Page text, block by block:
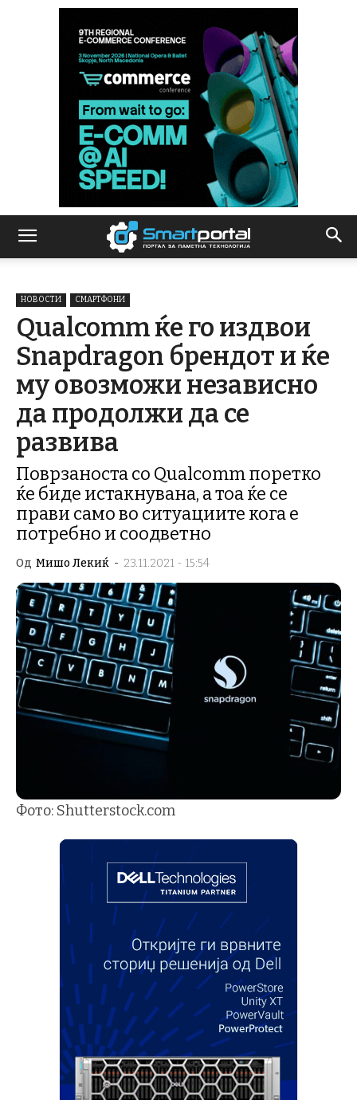
НОВОСТИ СМАРТФОНИ
Qualcomm ќе го издвои
Snapdragon брендот и ќе
му овозможи независно
да продолжи да се
развива
Поврзаноста со Qualcomm поретко
ќе биде истакнувана, а тоа ќе се
прави само во ситуациите кога е
потребно и соодветно
Од Мишо Лекиќ - 23.11.2021 - 15:54
Фото: Shutterstock.com